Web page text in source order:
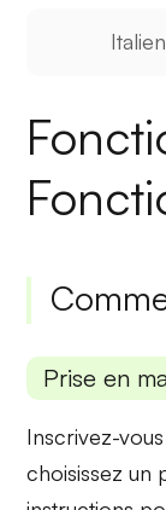
Italien
Prise en
Inscrivez-
choisissez un